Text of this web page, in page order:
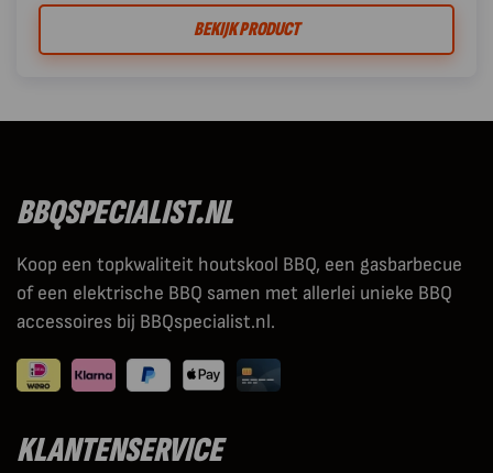
BEKIJK PRODUCT
BBQSPECIALIST.NL
Koop een topkwaliteit houtskool BBQ, een gasbarbecue
of een elektrische BBQ samen met allerlei unieke BBQ
accessoires bij BBQspecialist.nl.
KLANTENSERVICE